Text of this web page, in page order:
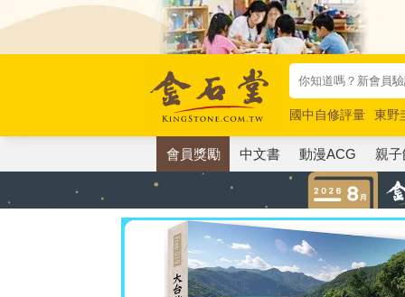
國中自修評量
東野
唯紅花綻放
奧德賽
會員獎勵 中文書 動漫ACG 親